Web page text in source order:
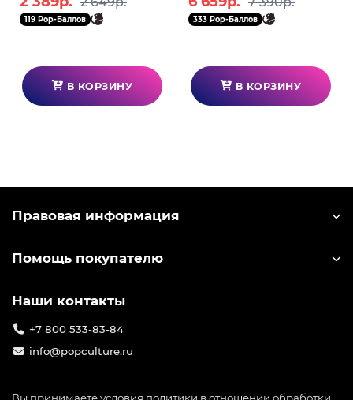
4570194386854
119 Pop-Баллов
В КОРЗИНУ
333 Pop-Баллов
В КОРЗИНУ
Правовая информация
Помощь покупателю
Наши контакты
+7 800 533-83-84
info@popculture.ru